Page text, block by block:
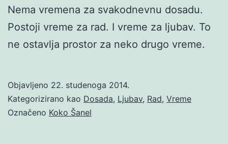
Nema vremena za svakodnevnu dosadu.
Postoji vreme za rad. I vreme za ljubav. To
ne ostavlja prostor za neko drugo vreme.
Objavljeno 22. studenoga 2014.
Kategorizirano kao Dosada, Ljubav, Rad, Vreme
Označeno Koko Šanel